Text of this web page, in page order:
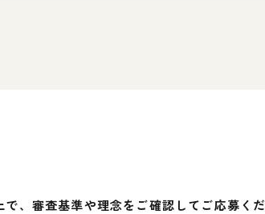
、審査基準や理念をご確認してご応募くだ